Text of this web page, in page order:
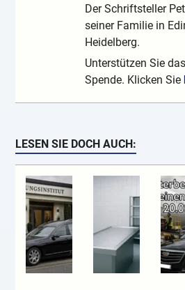
Der Schriftsteller
seiner Familie in
Heidelberg.
Unterstützen Sie
Spende. Klicken Sie
LESEN SIE DOCH AUCH: